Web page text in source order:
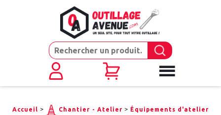
Accueil > Chantier - Atelier > Équipements d'atelier